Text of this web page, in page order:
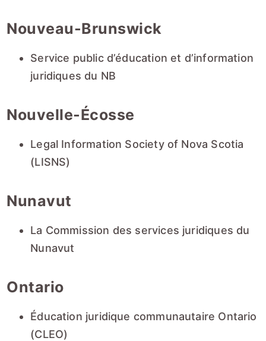
Nouveau-Brunswick
Service public d’éducation et d’information
juridiques du NB
Nouvelle-Écosse
Legal Information Society of Nova Scotia
(LISNS)
Nunavut
La Commission des services juridiques du
Nunavut
Ontario
Éducation juridique communautaire Ontario
(CLEO)